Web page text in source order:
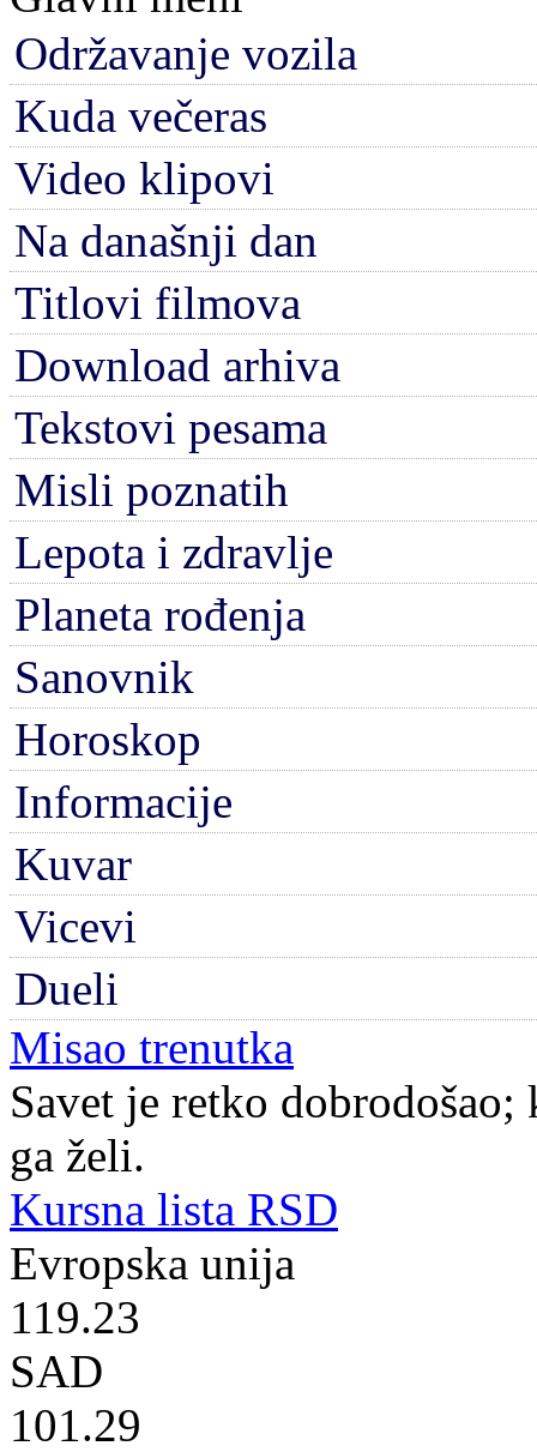
Održavanje vozila
Kuda večeras
Video klipovi
Na današnji dan
Titlovi filmova
Download arhiva
Tekstovi pesama
Misli poznatih
Lepota i zdravlje
Planeta rođenja
Sanovnik
Horoskop
Informacije
Kuvar
Vicevi
Dueli
Misao trenutka
Savet je retko
ga želi.
Kursna lista RSD
Evropska unija
119.23
SAD
101.29